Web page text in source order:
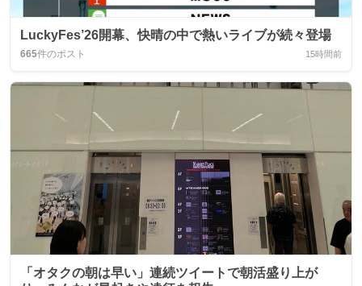
LuckyFes’26開幕、快晴の中で熱いライブが続々登場
665件のポスト 15時間前
「オタクの朝は早い」連続ツイートで朝活盛り上が